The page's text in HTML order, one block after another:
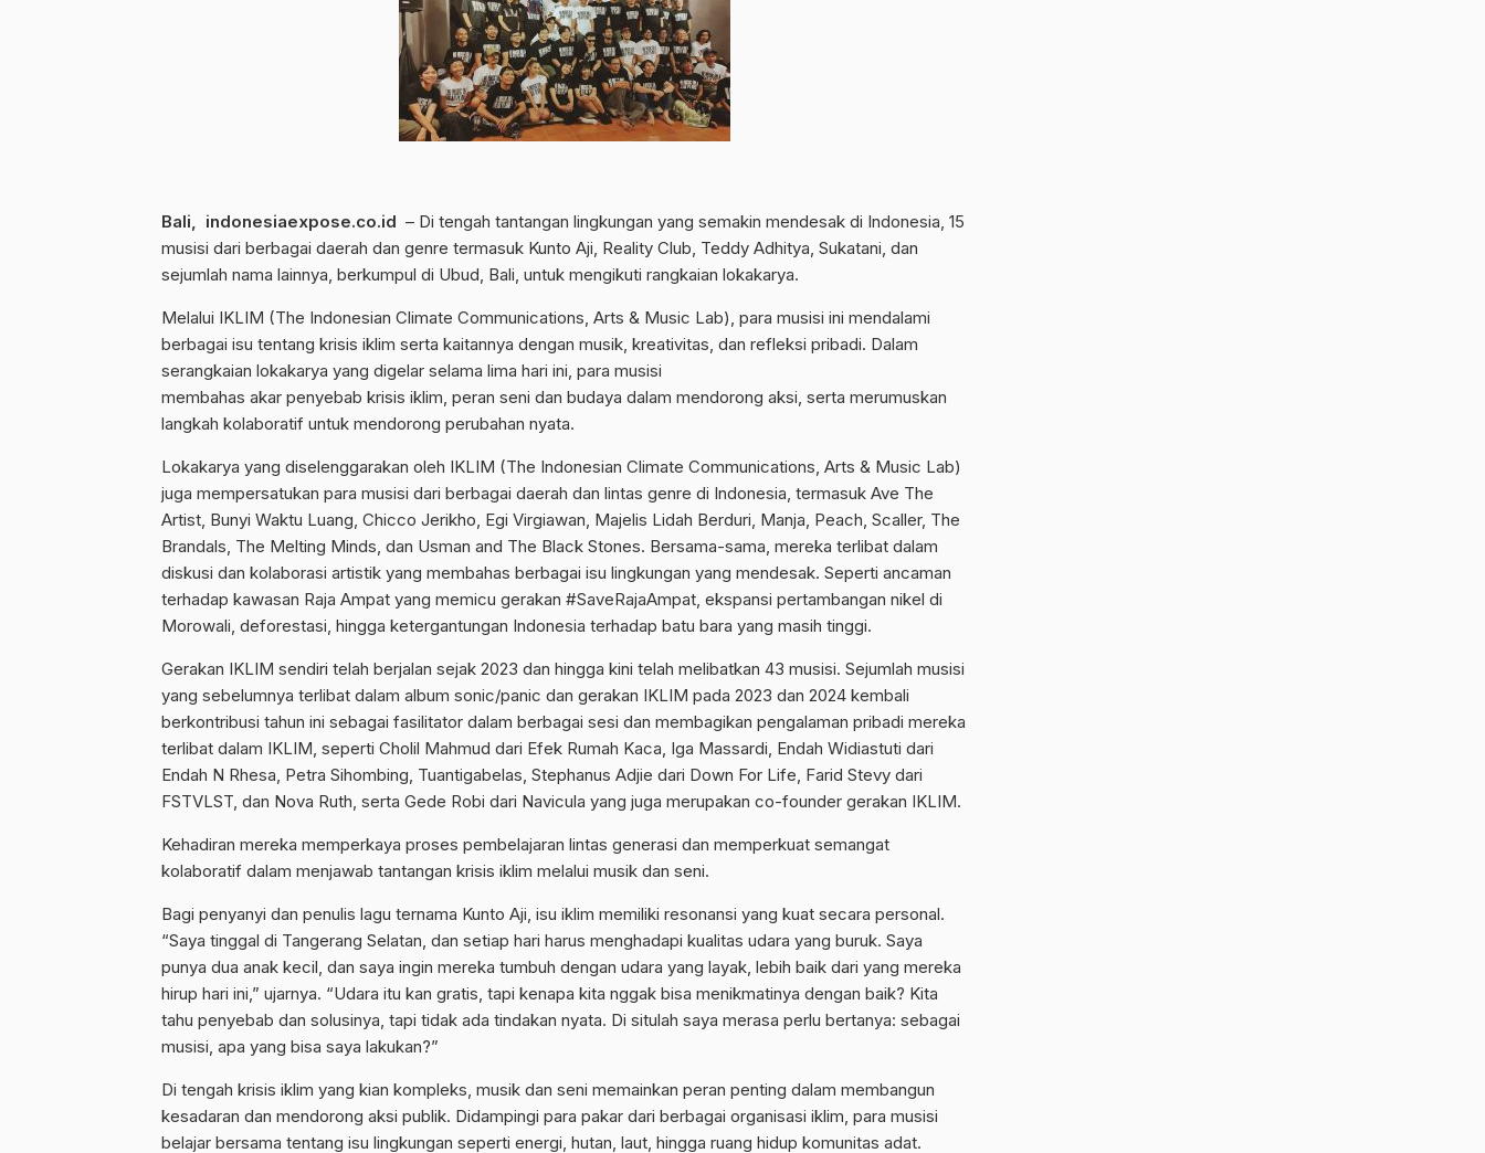
Bali, indonesiaexpose.co.id – Di tengah tantangan lingkungan yang semakin mendesak di Indonesia, 15
musisi dari berbagai daerah dan genre termasuk Kunto Aji, Reality Club, Teddy Adhitya, Sukatani, dan
sejumlah nama lainnya, berkumpul di Ubud, Bali, untuk mengikuti rangkaian lokakarya.
Melalui IKLIM (The Indonesian Climate Communications, Arts & Music Lab), para musisi ini mendalami
berbagai isu tentang krisis iklim serta kaitannya dengan musik, kreativitas, dan refleksi pribadi. Dalam
serangkaian lokakarya yang digelar selama lima hari ini, para musisi
membahas akar penyebab krisis iklim, peran seni dan budaya dalam mendorong aksi, serta merumuskan
langkah kolaboratif untuk mendorong perubahan nyata.
Lokakarya yang diselenggarakan oleh IKLIM (The Indonesian Climate Communications, Arts & Music Lab)
juga mempersatukan para musisi dari berbagai daerah dan lintas genre di Indonesia, termasuk Ave The
Artist, Bunyi Waktu Luang, Chicco Jerikho, Egi Virgiawan, Majelis Lidah Berduri, Manja, Peach, Scaller, The
Brandals, The Melting Minds, dan Usman and The Black Stones. Bersama-sama, mereka terlibat dalam
diskusi dan kolaborasi artistik yang membahas berbagai isu lingkungan yang mendesak. Seperti ancaman
terhadap kawasan Raja Ampat yang memicu gerakan #SaveRajaAmpat, ekspansi pertambangan nikel di
Morowali, deforestasi, hingga ketergantungan Indonesia terhadap batu bara yang masih tinggi.
Gerakan IKLIM sendiri telah berjalan sejak 2023 dan hingga kini telah melibatkan 43 musisi. Sejumlah musisi
yang sebelumnya terlibat dalam album sonic/panic dan gerakan IKLIM pada 2023 dan 2024 kembali
berkontribusi tahun ini sebagai fasilitator dalam berbagai sesi dan membagikan pengalaman pribadi mereka
terlibat dalam IKLIM, seperti Cholil Mahmud dari Efek Rumah Kaca, Iga Massardi, Endah Widiastuti dari
Endah N Rhesa, Petra Sihombing, Tuantigabelas, Stephanus Adjie dari Down For Life, Farid Stevy dari
FSTVLST, dan Nova Ruth, serta Gede Robi dari Navicula yang juga merupakan co-founder gerakan IKLIM.
Kehadiran mereka memperkaya proses pembelajaran lintas generasi dan memperkuat semangat
kolaboratif dalam menjawab tantangan krisis iklim melalui musik dan seni.
Bagi penyanyi dan penulis lagu ternama Kunto Aji, isu iklim memiliki resonansi yang kuat secara personal.
“Saya tinggal di Tangerang Selatan, dan setiap hari harus menghadapi kualitas udara yang buruk. Saya
punya dua anak kecil, dan saya ingin mereka tumbuh dengan udara yang layak, lebih baik dari yang mereka
hirup hari ini,” ujarnya. “Udara itu kan gratis, tapi kenapa kita nggak bisa menikmatinya dengan baik? Kita
tahu penyebab dan solusinya, tapi tidak ada tindakan nyata. Di situlah saya merasa perlu bertanya: sebagai
musisi, apa yang bisa saya lakukan?”
Di tengah krisis iklim yang kian kompleks, musik dan seni memainkan peran penting dalam membangun
kesadaran dan mendorong aksi publik. Didampingi para pakar dari berbagai organisasi iklim, para musisi
belajar bersama tentang isu lingkungan seperti energi, hutan, laut, hingga ruang hidup komunitas adat.